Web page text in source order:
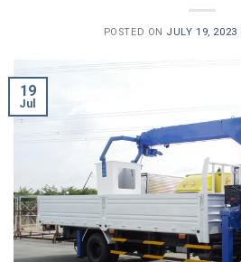
POSTED ON JULY 19, 2023
19
Jul